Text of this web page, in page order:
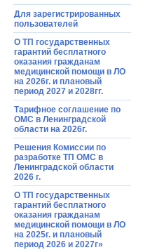
Для зарегистрированных
пользователей
О ТП государственных
гарантий бесплатного
оказания гражданам
медицинской помощи в ЛО
на 2026г. и плановый
период 2027 и 2028гг.
Тарифное соглашение по
ОМС в Ленинградской
области на 2026г.
Решения Комиссии по
разработке ТП ОМС в
Ленинградской области
2026 г.
О ТП государственных
гарантий бесплатного
оказания гражданам
медицинской помощи в ЛО
на 2025г. и плановый
период 2026 и 2027г»